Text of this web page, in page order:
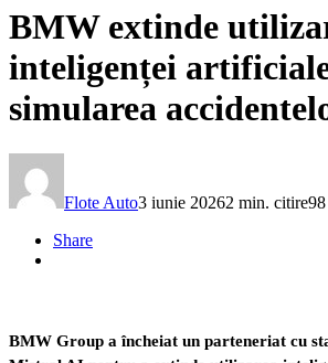
BMW extinde
inteligenței
simularea
Flote Auto3 iunie 20262 min. citire
Share
BMW Group a încheiat un parteneriat cu